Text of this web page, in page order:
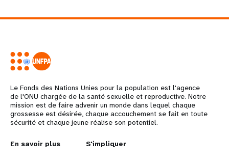
Le Fonds des Nations Unies pour la population est l'agence
de l'ONU chargée de la santé sexuelle et reproductive. Notre
mission est de faire advenir un monde dans lequel chaque
grossesse est désirée, chaque accouchement se fait en toute
sécurité et chaque jeune réalise son potentiel.
En savoir plus S'impliquer